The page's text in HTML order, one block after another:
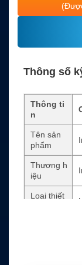
Thông số
Thông ti
n
Tên sản
phẩm
Thương h
iệu
Loại thiết